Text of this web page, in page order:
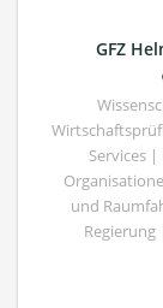
GFZ
Services
und